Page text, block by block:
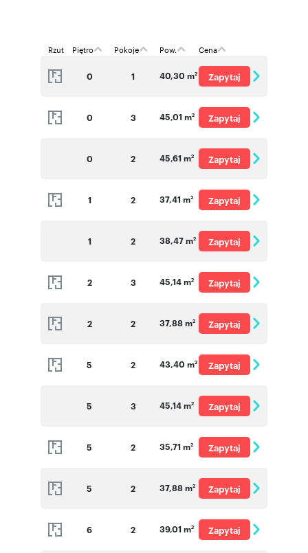
Rzut Piętro Pokoje Pow. Cena
0 1 40,30 m2
Zapytaj
0 3 45,01 m2
Zapytaj
0 2 45,61 m2
Zapytaj
1 2 37,41 m2
Zapytaj
1 2 38,47 m2
Zapytaj
2 3 45,14 m2
Zapytaj
2 2 37,88 m2
Zapytaj
5 2 43,40 m2
Zapytaj
5 3 45,14 m2
Zapytaj
5 2 35,71 m2
Zapytaj
5 2 37,88 m2
Zapytaj
6 2 39,01 m2
Zapytaj